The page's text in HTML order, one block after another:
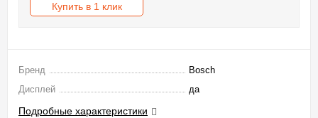
Купить в 1 клик
Бренд
Bosch
Дисплей
да
Подробные характеристики